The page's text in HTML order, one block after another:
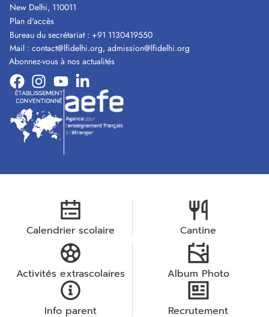
New Delhi, 110011
Plan d'accès
Bureau du secrétariat : +91 1130419550
Mail : contact@lfidelhi.org, admission@lfidelhi.org
Abonnez-vous à nos actualités
Calendrier scolaire Cantine
Activités extrascolaires Album Photo
Info parent Recrutement